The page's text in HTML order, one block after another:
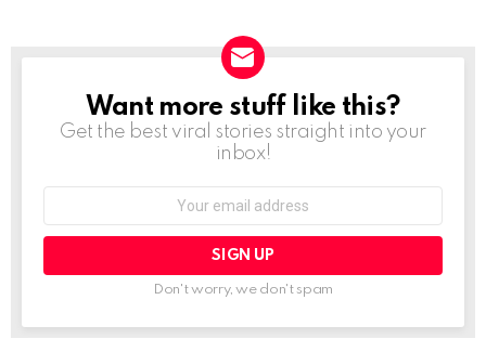
NEWSLETTER
Want more stuff like this?
Get the best viral stories straight into your
inbox!
Don't worry, we don't spam